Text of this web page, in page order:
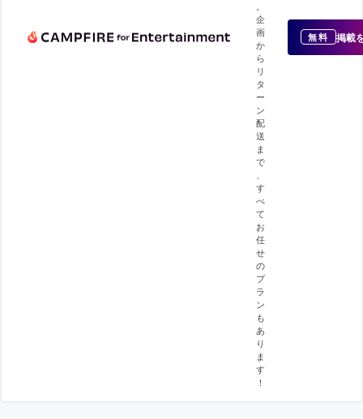
企
画
か
ら
リ
タ
ー
ン
配
送
ま
で
す
べ
て
お
任
せ
の
プ
ラ
ン
も
あ
り
ま
す
！
無料 掲載